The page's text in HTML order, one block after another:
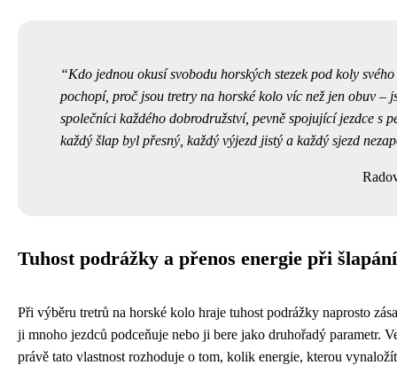
Kdo jednou okusí svobodu horských stezek pod koly
pochopí, proč jsou tretry na horské kolo víc než jen obuv –
společníci každého dobrodružství, pevně spojující jezdce s
každý šlap byl přesný, každý výjezd jistý a každý sjezd
Tuhost podrážky a přenos energie při šlapání
Při výběru tretrů na horské kolo hraje tuhost podrážky naprosto
ji mnoho jezdců podceňuje nebo ji bere jako druhořadý parametr.
právě tato vlastnost rozhoduje o tom, kolik energie, kterou